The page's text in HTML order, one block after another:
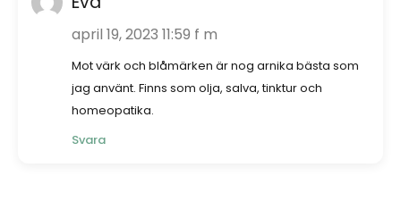
april 19, 2023 11:59 f m
Mot värk och blåmärken är nog arnika bästa som
jag använt. Finns som olja, salva, tinktur och
homeopatika.
Svara